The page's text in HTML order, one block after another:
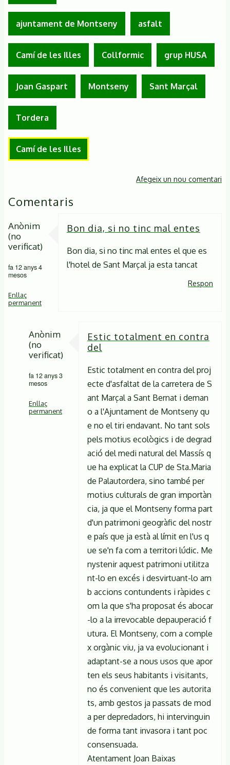
ajuntament de Montseny asfalt
Camí de les Illes Collformic grup HUSA
Joan Gaspart Montseny Sant Marçal
Tordera
Camí de les Illes
Afegeix un nou comentari
Comentaris
Anònim
(no
verificat)
fa 12 anys 4
mesos
Enllaç
permanent
Bon dia, si no tinc mal entes
Bon dia, si no tinc mal entes el que es
l'hotel de Sant Marçal ja esta tancat
Respon
Anònim
(no
verificat)
fa 12 anys 3
mesos
Enllaç
permanent
Estic totalment en contra
del
Estic totalment en contra del proj
ecte d'asfaltat de la carretera de S
ant Marçal a Sant Bernat i deman
o a l'Ajuntament de Montseny qu
e no el tiri endavant. No tant sols
pels motius ecològics i de degrad
ació del medi natural del Massís q
ue ha explicat la CUP de Sta.Maria
de Palautordera, sino també per
motius culturals de gran importàn
cia, ja que el Montseny forma part
d'un patrimoni geogràfic del nostr
e país que ja està al límit en l'us q
ue se'n fa com a territori lúdic. Me
nystenir aquest patrimoni utilitza
nt-lo en excés i desvirtuant-lo am
b accions contundents i ràpides c
om la que s'ha proposat és abocar
-lo a la irrevocable depauperació f
utura. El Montseny, com a comple
x orgànic viu, ja va evolucionant i
adaptant-se a nous usos que apor
ten els seus habitants i visitants,
no és convenient que les autorita
ts, amb gestos ja passats de mod
a per depredadors, hi intervinguin
de forma tant invasora i tant poc
consensuada.
Atentament Joan Baixas